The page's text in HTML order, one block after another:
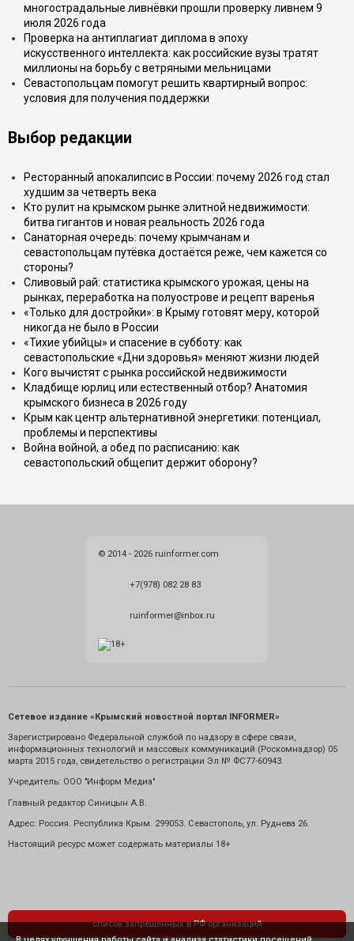
многострадальные ливнёвки прошли проверку ливнем 9
июля 2026 года
Проверка на антиплагиат диплома в эпоху
искусственного интеллекта: как российские вузы тратят
миллионы на борьбу с ветряными мельницами
Севастопольцам помогут решить квартирный вопрос:
условия для получения поддержки
Выбор редакции
Ресторанный апокалипсис в России: почему 2026 год стал
худшим за четверть века
Кто рулит на крымском рынке элитной недвижимости:
битва гигантов и новая реальность 2026 года
Санаторная очередь: почему крымчанам и
севастопольцам путёвка достаётся реже, чем кажется со
стороны?
Сливовый рай: статистика крымского урожая, цены на
рынках, переработка на полуострове и рецепт варенья
«Только для достройки»: в Крыму готовят меру, которой
никогда не было в России
«Тихие убийцы» и спасение в субботу: как
севастопольские «Дни здоровья» меняют жизни людей
Кого вычистят с рынка российской недвижимости
Кладбище юрлиц или естественный отбор? Анатомия
крымского бизнеса в 2026 году
Крым как центр альтернативной энергетики: потенциал,
проблемы и перспективы
Война войной, а обед по расписанию: как
севастопольский общепит держит оборону?
© 2014 - 2026 ruinformer.com
+7(978) 082 28 83
ruinformer@inbox.ru
Сетевое издание «Крымский новостной портал INFORMER»
Зарегистрировано Федеральной службой по надзору в сфере связи,
информационных технологий и массовых коммуникаций (Роскомнадзор) 05
марта 2015 года, свидетельство о регистрации Эл № ФС77-60943.
Учредитель: ООО "Информ Медиа"
Главный редактор Синицын А.В.
Адрес: Россия. Республика Крым. 299053. Севастополь, ул. Руднева 26.
Настоящий ресурс может содержать материалы 18+
список запрещенных в РФ организаций